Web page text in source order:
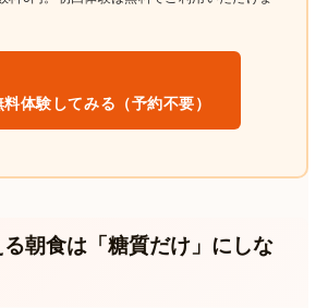
料体験してみる（予約不要）
朝食は「糖質だけ」にしな